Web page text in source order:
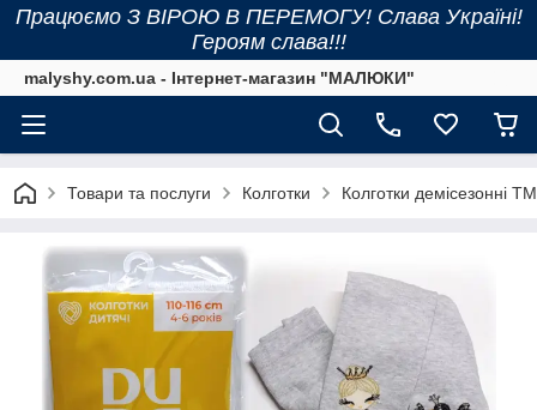
Працюємо З ВІРОЮ В ПЕРЕМОГУ! Слава Україні!
Героям слава!!!
malyshy.com.ua - Інтернет-магазин "МАЛЮКИ"
Товари та послуги Колготки Колготки демісезонні